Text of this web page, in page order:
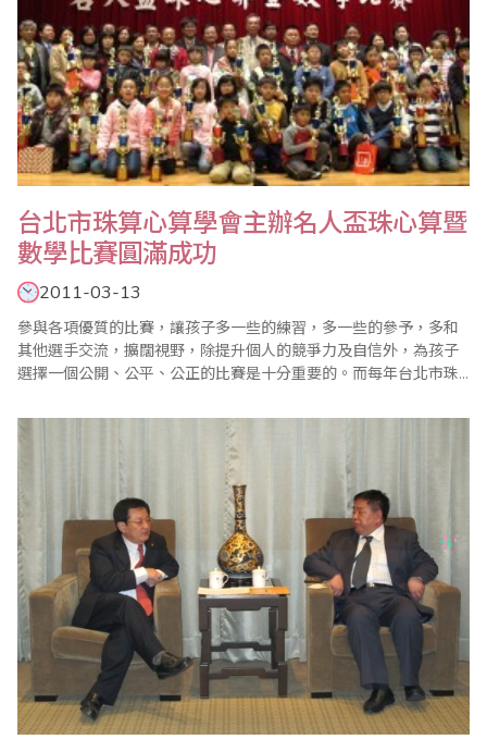
台北市珠算心算學會主辦名人盃珠心算暨
數學比賽圓滿成功
2011-03-13
參與各項優質的比賽，讓孩子多一些的練習，多一些的參予，多和
其他選手交流，擴闊視野，除提升個人的競爭力及自信外，為孩子
選擇一個公開、公平、公正的比賽是十分重要的。而每年台北市珠
選。 珠心算與數學的聯結是必要的需求，學習珠心算除增強計算能
力外，更能應用於數學的學習，增強數學的智能，加上以比賽領導
教學的觀念，台北市珠算心算學會於近年來的歷屆..